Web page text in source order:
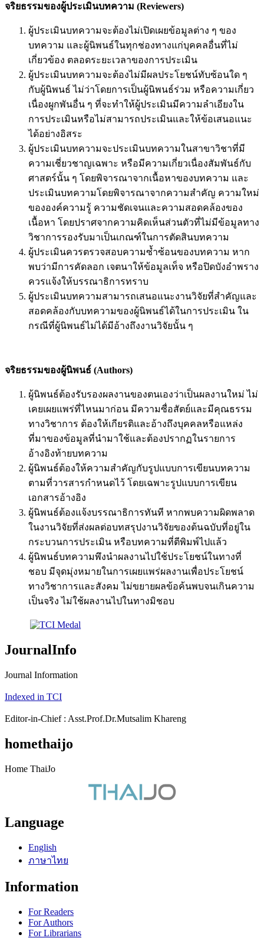
จริยธรรมของผู้ประเมินบทความ (Reviewers)
ผู้ประเมินบทความจะต้องไม่เปิดเผยข้อมูลต่าง ๆ ของ
บทความ และผู้นิพนธ์ในทุกช่องทางแก่บุคคลอื่นที่ไม่
เกี่ยวข้อง ตลอดระยะเวลาของการประเมิน
ผู้ประเมินบทความจะต้องไม่มีผลประโยชน์ทับซ้อนใด ๆ
กับผู้นิพนธ์ ไม่ว่าโดยการเป็นผู้นิพนธ์ร่วม หรือความเกี่ยว
เนื่องผูกพันอื่น ๆ ที่จะทำให้ผู้ประเมินมีความลำเอียงใน
การประเมินหรือไม่สามารถประเมินและให้ข้อเสนอแนะ
ได้อย่างอิสระ
ผู้ประเมินบทความจะประเมินบทความในสาขาวิชาที่มี
ความเชี่ยวชาญเฉพาะ หรือมีความเกี่ยวเนื่องสัมพันธ์กับ
ศาสตร์นั้น ๆ โดยพิจารณาจากเนื้อหาของบทความ และ
ประเมินบทความโดยพิจารณาจากความสำคัญ ความใหม่
ขององค์ความรู้ ความชัดเจนและความสอดคล้องของ
เนื้อหา โดยปราศจากความคิดเห็นส่วนตัวที่ไม่มีข้อมูลทาง
วิชาการรองรับมาเป็นเกณฑ์ในการตัดสินบทความ
ผู้ประเมินควรตรวจสอบความซ้ำซ้อนของบทความ หาก
พบว่ามีการคัดลอก เจตนาให้ข้อมูลเท็จ หรือปิดบังอำพราง
ควรแจ้งให้บรรณาธิการทราบ
ผู้ประเมินบทความสามารถเสนอแนะงานวิจัยที่สำคัญและ
สอดคล้องกับบทความของผู้นิพนธ์ได้ในการประเมิน ใน
กรณีที่ผู้นิพนธ์ไม่ได้มีอ้างถึงงานวิจัยนั้น ๆ
จริยธรรมของผู้นิพนธ์ (Authors)
ผู้นิพนธ์ต้องรับรองผลงานของตนเองว่าเป็นผลงานใหม่ ไม่
เคยเผยแพร่ที่ไหนมาก่อน มีความซื่อสัตย์และมีคุณธรรม
ทางวิชาการ ต้องให้เกียรติและอ้างถึงบุคคลหรือแหล่ง
ที่มาของข้อมูลที่นำมาใช้และต้องปรากฏในรายการ
อ้างอิงท้ายบทความ
ผู้นิพนธ์ต้องให้ความสำคัญกับรูปแบบการเขียนบทความ
ตามที่วารสารกำหนดไว้ โดยเฉพาะรูปแบบการเขียน
เอกสารอ้างอิง
ผู้นิพนธ์ต้องแจ้งบรรณาธิการทันที หากพบความผิดพลาด
ในงานวิจัยที่ส่งผลต่อบทสรุปงานวิจัยของต้นฉบับที่อยู่ใน
กระบวนการประเมิน หรือบทความที่ตีพิมพ์ไปแล้ว
ผู้นิพนธ์บทความพึงนำผลงานไปใช้ประโยชน์ในทางที่
ชอบ มีจุดมุ่งหมายในการเผยแพร่ผลงานเพื่อประโยชน์
ทางวิชาการและสังคม ไม่ขยายผลข้อค้นพบจนเกินความ
เป็นจริง ไม่ใช้ผลงานไปในทางมิชอบ
JournalInfo
Journal Information
Indexed in TCI
Editor-in-Chief : Asst.Prof.Dr.Mutsalim Khareng
homethaijo
Home ThaiJo
Language
English
ภาษาไทย
Information
For Readers
For Authors
For Librarians